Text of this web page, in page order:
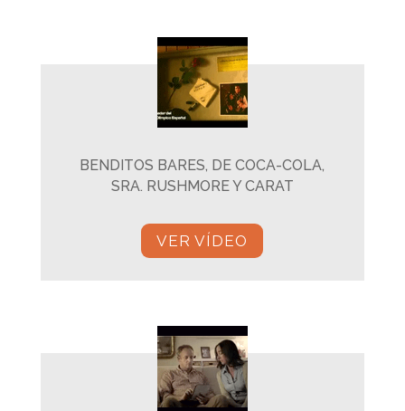
BENDITOS BARES, DE COCA-COLA,
SRA. RUSHMORE Y CARAT
VER VÍDEO